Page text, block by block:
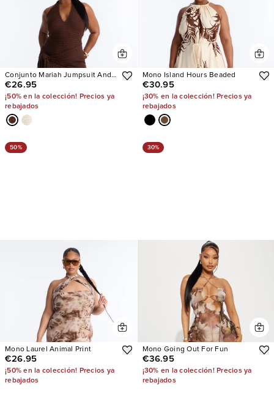
Conjunto Mariah Jumpsuit And
Tie Waist Scarf
€26.95
¡50% en la colección! Precios ya
rebajados
Mono Island Hours Beaded
€30.95
¡30% en la colección! Precios ya
rebajados
50%
Mono Laurel Animal Print
€26.95
¡50% en la colección! Precios ya
rebajados
30%
Mono Going Out For Fun
€36.95
¡30% en la colección! Precios ya
rebajados